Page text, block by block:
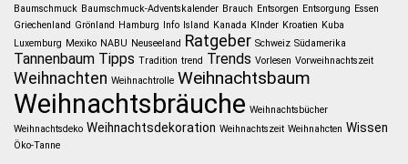
Baumschmuck Baumschmuck-Adventskalender Brauch Entsorgen Entsorgung Essen
Griechenland Grönland Hamburg Info Island Kanada KInder Kroatien Kuba
Luxemburg Mexiko NABU Neuseeland Ratgeber Schweiz Südamerika
Tannenbaum Tipps Tradition trend Trends Vorlesen Vorweihnachtszeit
Weihnachten Weihnachtrolle Weihnachtsbaum
Weihnachtsbräuche Weihnachtsbücher
Weihnachtsdeko Weihnachtsdekoration Weihnachtszeit Weihnahcten Wissen
Öko-Tanne